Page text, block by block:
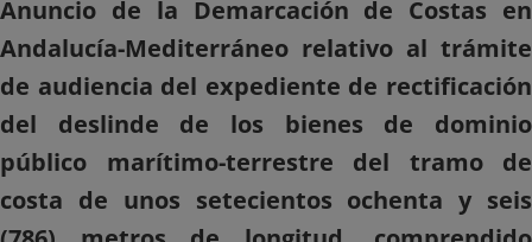
Anuncio de la Demarcación de Costas en
Andalucía-Mediterráneo relativo al trámite
de audiencia del expediente de rectificación
del deslinde de los bienes de dominio
público marítimo-terrestre del tramo de
costa de unos setecientos ochenta y seis